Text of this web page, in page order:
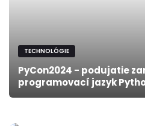
TECHNOLÓGIE
PyCon2024 - podujatie
programovací jazyk